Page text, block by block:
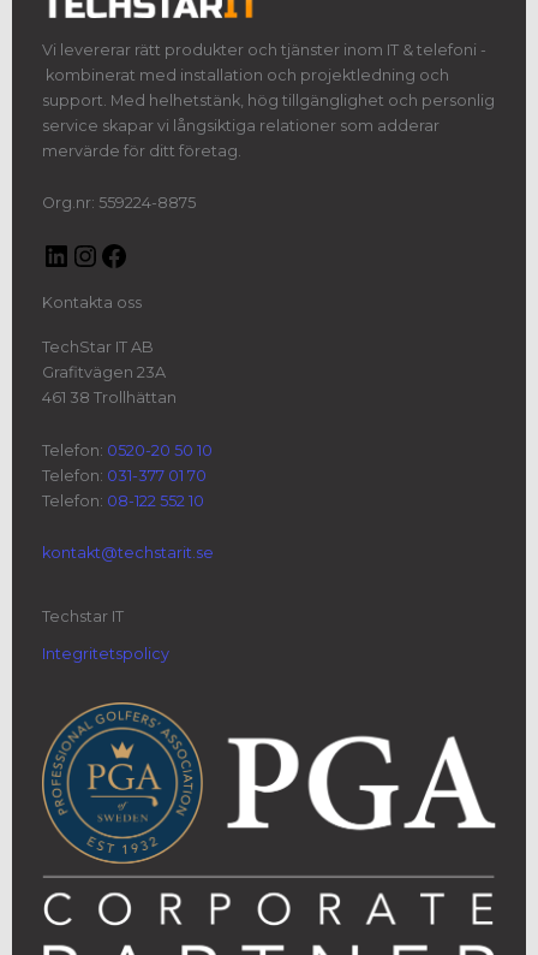
Vi levererar rätt produkter och tjänster inom IT & telefoni -
kombinerat med installation och projektledning och
support. Med helhetstänk, hög tillgänglighet och personlig
service skapar vi långsiktiga relationer som adderar
mervärde för ditt företag.
Org.nr: 559224-8875
Kontakta oss
TechStar IT AB
Grafitvägen 23A
461 38 Trollhättan
Telefon: 0520-20 50 10
Telefon: 031-377 01 70
Telefon: 08-122 552 10
kontakt@techstarit.se
Techstar IT
Integritetspolicy